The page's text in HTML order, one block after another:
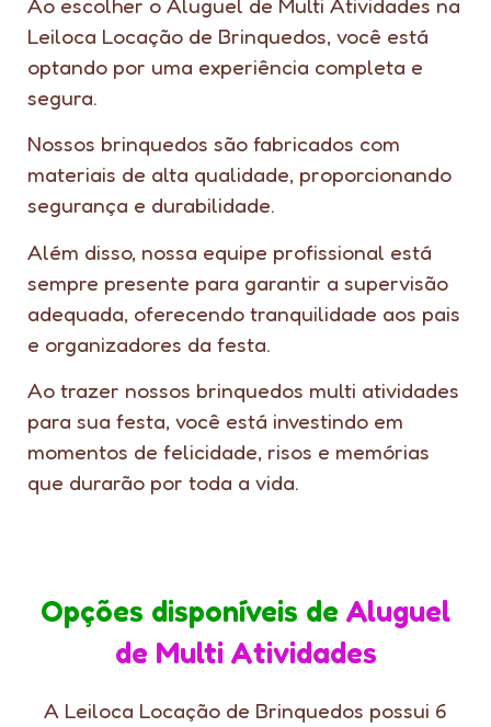
Leiloca Locação de Brinquedos, você está
optando por uma experiência completa e
segura.
Nossos brinquedos são fabricados com
materiais de alta qualidade, proporcionando
segurança e durabilidade.
Além disso, nossa equipe profissional está
sempre presente para garantir a supervisão
adequada, oferecendo tranquilidade aos pais
e organizadores da festa.
Ao trazer nossos brinquedos multi atividades
para sua festa, você está investindo em
momentos de felicidade, risos e memórias
que durarão por toda a vida.
Opções disponíveis de Aluguel
de Multi Atividades
A Leiloca Locação de Brinquedos possui 6